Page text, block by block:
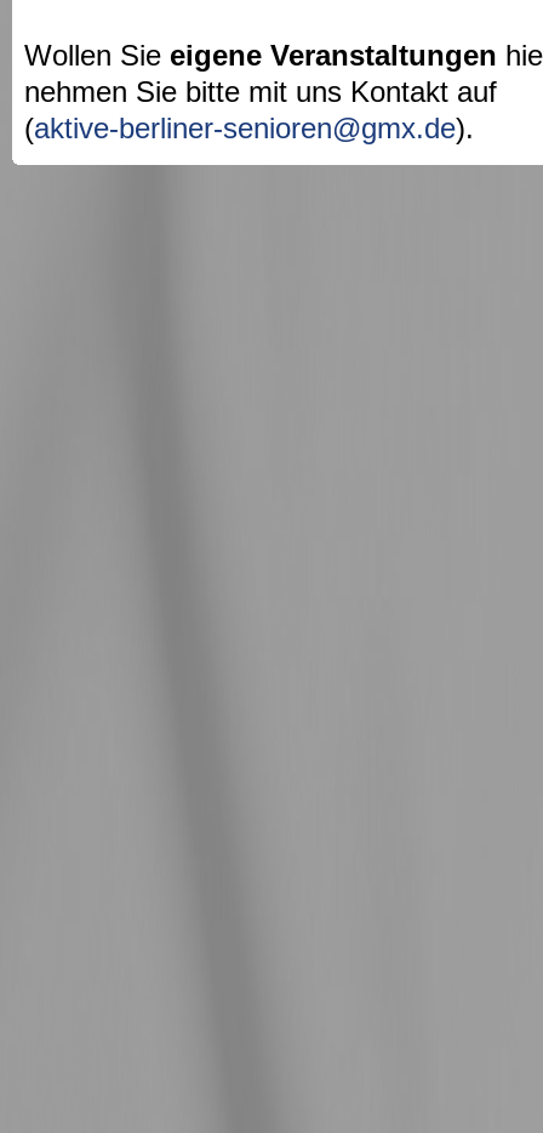
Wollen Sie eigene Veranstaltungen
nehmen Sie bitte mit uns Kontakt auf
(aktive-berliner-senioren@gmx.de).